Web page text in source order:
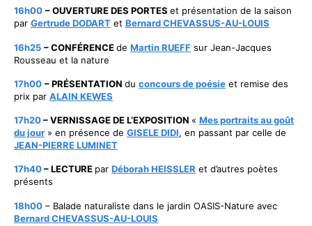
16h00 – OUVERTURE DES PORTES et présentation de la saison
par Gertrude DODART et Bernard CHEVASSUS-AU-LOUIS
16h25 – CONFÉRENCEde Martin RUEFF sur Jean-Jacques
Rousseau et la nature
17h00 – PRÉSENTATION du concours de poésie et remise des
prix par ALAIN KEWES
17h20– VERNISSAGE DE L’EXPOSITION « Mes portraits au goût
du jour » en présence de GISELE DIDI, en passant par celle de
JEAN-PIERRE LUMINET
17h40– LECTURE par Déborah HEISSLER et d’autres poètes
présents
18h00 – Balade naturaliste dans le jardin OASIS-Nature avec
Bernard CHEVASSUS-AU-LOUIS